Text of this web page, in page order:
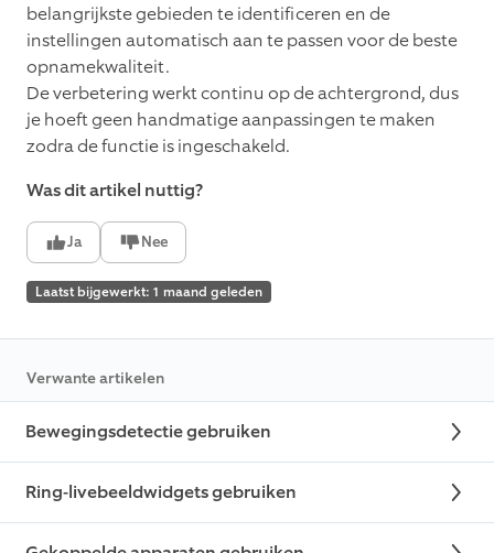
belangrijkste gebieden te identificeren en de
instellingen automatisch aan te passen voor de beste
opnamekwaliteit.
De verbetering werkt continu op de achtergrond, dus
je hoeft geen handmatige aanpassingen te maken
zodra de functie is ingeschakeld.
Was dit artikel nuttig?
Ja Nee
Laatst bijgewerkt: 1 maand geleden
Verwante artikelen
Bewegingsdetectie gebruiken
Ring-livebeeldwidgets gebruiken